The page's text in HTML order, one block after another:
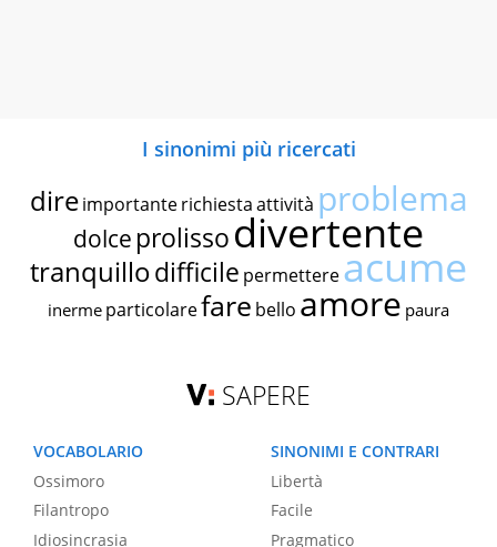
I sinonimi più ricercati
dire importante richiestaattività problema
dolce prolissodivertente
tranquillodifficile permettereacume
inerme particolarefare bello amore paura
SAPERE
VOCABOLARIO
Ossimoro
Filantropo
Idiosincrasia
SINONIMI E CONTRARI
Libertà
Facile
Pragmatico